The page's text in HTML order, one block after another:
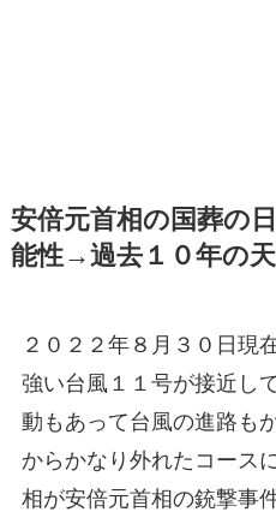
安倍元首相の国葬の
能性→過去１０年の
２０２２年８月３０日現
強い台風１１号が接近し
動もあって台風の進路も
からかなり外れたコース
相が安倍元首相の銃撃事